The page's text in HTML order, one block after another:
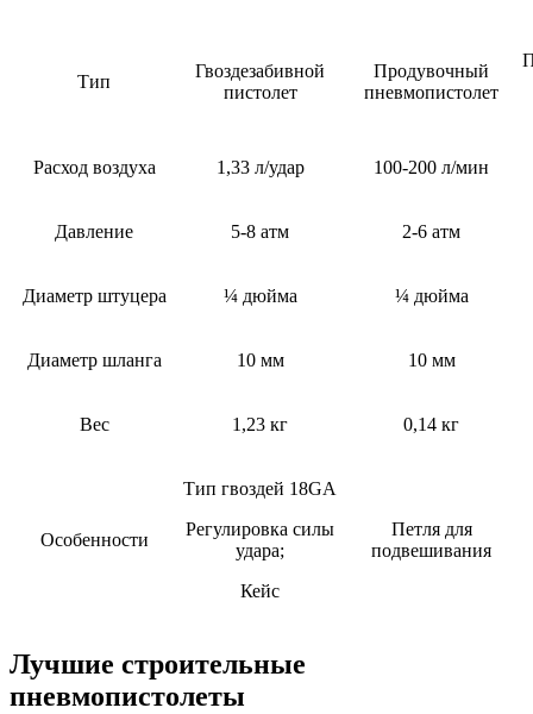
Тип
Гвоздезабивной
пистолет
Продувочный
пневмопистолет
Расход воздуха 1,33 л/удар 100-200 л/мин
Давление 5-8 атм 2-6 атм
Диаметр штуцера ¼ дюйма ¼ дюйма
Диаметр шланга 10 мм 10 мм
Вес 1,23 кг 0,14 кг
Особенности
Тип гвоздей 18GA
Регулировка силы
удара;
Кейс
Петля для
подвешивания
Лучшие строительные
пневмопистолеты